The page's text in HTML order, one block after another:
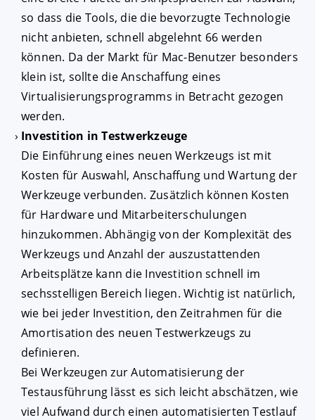
so dass die Tools, die die bevorzugte Technologie
nicht anbieten, schnell abgelehnt 66 werden
können. Da der Markt für Mac-Benutzer besonders
klein ist, sollte die Anschaffung eines
Virtualisierungsprogramms in Betracht gezogen
werden.
Investition in Testwerkzeuge
Die Einführung eines neuen Werkzeugs ist mit
Kosten für Auswahl, Anschaffung und Wartung der
Werkzeuge verbunden. Zusätzlich können Kosten
für Hardware und Mitarbeiterschulungen
hinzukommen. Abhängig von der Komplexität des
Werkzeugs und Anzahl der auszustattenden
Arbeitsplätze kann die Investition schnell im
sechsstelligen Bereich liegen. Wichtig ist natürlich,
wie bei jeder Investition, den Zeitrahmen für die
Amortisation des neuen Testwerkzeugs zu
definieren.
Bei Werkzeugen zur Automatisierung der
Testausführung lässt es sich leicht abschätzen, wie
viel Aufwand durch einen automatisierten Testlauf